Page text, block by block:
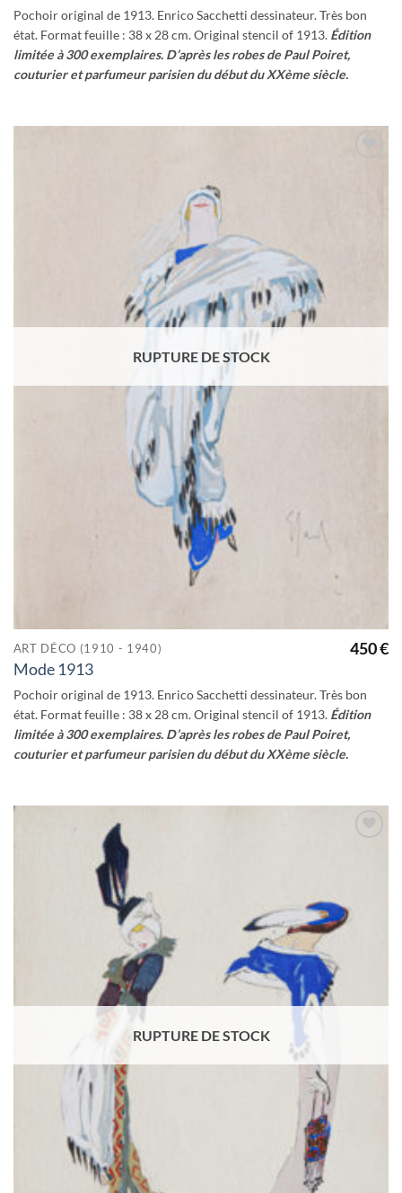
Pochoir original de 1913. Enrico Sacchetti dessinateur. Très bon
état. Format feuille : 38 x 28 cm. Original stencil of 1913. Édition
limitée à 300 exemplaires. D’après les robes de Paul Poiret,
couturier et parfumeur parisien du début du XXème siècle.
RUPTURE DE STOCK
ART DÉCO (1910 - 1940)
Mode 1913
450€
Pochoir original de 1913. Enrico Sacchetti dessinateur. Très bon
état. Format feuille : 38 x 28 cm. Original stencil of 1913. Édition
limitée à 300 exemplaires. D’après les robes de Paul Poiret,
couturier et parfumeur parisien du début du XXème siècle.
RUPTURE DE STOCK